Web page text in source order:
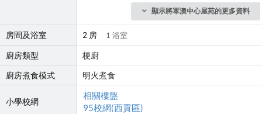
顯示將軍澳中心屋苑的更多資料
房間及浴室 2 房 1 浴室
廚房類型
梗廚
廚房煮食模式
明火煮食
小學校網
相關樓盤
95校網(西貢區)